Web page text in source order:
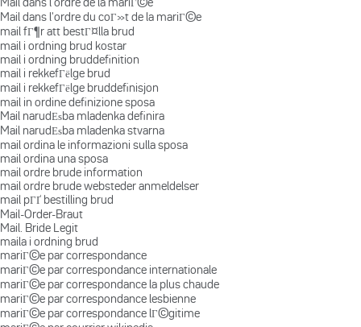
Mail dans l'ordre du coГ»t de la mariГ©e
mail fГ¶r att bestГ¤lla brud
mail i ordning brud kostar
mail i ordning bruddefinition
mail i rekkefГёlge brud
mail i rekkefГёlge bruddefinisjon
mail in ordine definizione sposa
Mail narudЕѕba mladenka definira
Mail narudЕѕba mladenka stvarna
mail ordina le informazioni sulla sposa
mail ordina una sposa
mail ordre brude information
mail ordre brude websteder anmeldelser
mail pГҐ bestilling brud
Mail-Order-Braut
Mail. Bride Legit
maila i ordning brud
mariГ©e par correspondance
mariГ©e par correspondance internationale
mariГ©e par correspondance la plus chaude
mariГ©e par correspondance lesbienne
mariГ©e par correspondance lГ©gitime